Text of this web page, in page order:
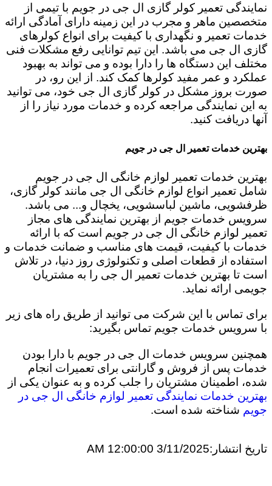
نمایندگی تعمیر کولر گازی ال جی در جویم با تیمی از
متخصصین ماهر و مجرب در این زمینه دارای آمادگی ارائه
خدمات تعمیر و نگهداری با کیفیت برای انواع کولرهای
گازی ال جی می باشد. این تیم توانایی رفع مشکلات فنی
مختلف این دستگاه ها را دارا بوده و می تواند به بهبود
عملکرد و عمر مفید کولرها کمک کند. از این رو، در
صورت بروز مشکل در کولر گازی ال جی خود، می توانید
به این نمایندگی مراجعه کرده و خدمات مورد نیاز را از
آنها دریافت کنید.
بهترین خدمات تعمیر ال جی در جویم
بهترین خدمات تعمیر لوازم خانگی ال جی در جویم
شامل تعمیر انواع لوازم خانگی ال جی مانند کولر گازی،
ظرفشویی، ماشین لباسشویی، یخچال و... می باشد.
سرویس خدمات جویم از بهترین نمایندگی های مجاز
تعمیر لوازم خانگی ال جی در جویم است که با ارائه
خدمات با کیفیت، قیمت های مناسب و ضمانت خدمات و
استفاده از قطعات اصلی و تکنولوژی روز دنیا، در تلاش
است تا بهترین خدمات تعمیر ال جی را به مشتریان
جویمی ارائه نماید.
برای تماس با این شرکت می توانید از طریق راه های زیر
با سرویس خدمات جویم تماس بگیرید:
همچنین سرویس خدمات ال جی در جویم با دارا بودن
خدمات پس از فروش و گارانتی برای تعمیرات انجام
شده، اطمینان مشتریان را جلب کرده و به عنوان یکی از
بهترین خدمات نمایندگی تعمیر لوازم خانگی ال جی در
جویم شناخته شده است.
تاریخ انتشار:3/11/2025 12:00:00 AM